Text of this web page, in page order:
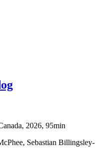
2026, 95min
Sebastian Billingsley-